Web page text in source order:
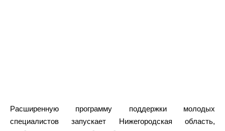
Расширенную программу поддержки молодых
специалистов запускает Нижегородская область,